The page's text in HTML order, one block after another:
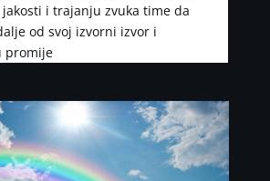
i trajanju zvuka time da
od svoj izvorni izvor i
promije